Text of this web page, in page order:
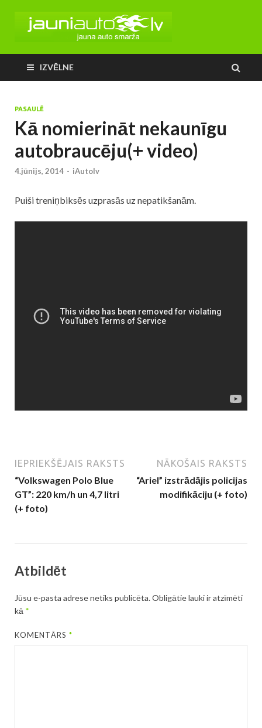
IZVĒLNE
PASAULĒ
Kā nomierināt nekaunīgu
autobraucēju(+ video)
4.jūnijs, 2014 - iAutolv
Puiši treniņbiksēs uzprasās uz nepatikšanām.
IEPRIEKŠĒJAIS RAKSTS
“Volkswagen Polo Blue
GT”: 220 km/h un 4,7 litri
(+ foto)
NĀKOŠAIS RAKSTS
“Ariel” izstrādājis policijas
modifikāciju (+ foto)
Atbildēt
Jūsu e-pasta adrese netiks publicēta.Obligātie lauki ir atzīmēti
kā *
KOMENTĀRS*